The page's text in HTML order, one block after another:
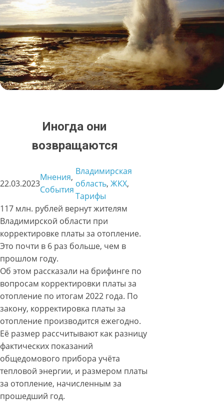
Иногда они
возвращаются
22.03.2023
Мнения
События
Владимирская
область, ЖКХ
Тарифы
117 млн. рублей вернут жителям
Владимирской области при
корректировке платы за отопление.
Это почти в 6 раз больше, чем в
прошлом году.
Об этом рассказали на брифинге по
вопросам корректировки платы за
отопление по итогам 2022 года. По
закону, корректировка платы за
отопление производится ежегодно.
Её размер рассчитывают как разницу
фактических показаний
общедомового прибора учёта
тепловой энергии, и размером платы
за отопление, начисленным за
прошедший год.